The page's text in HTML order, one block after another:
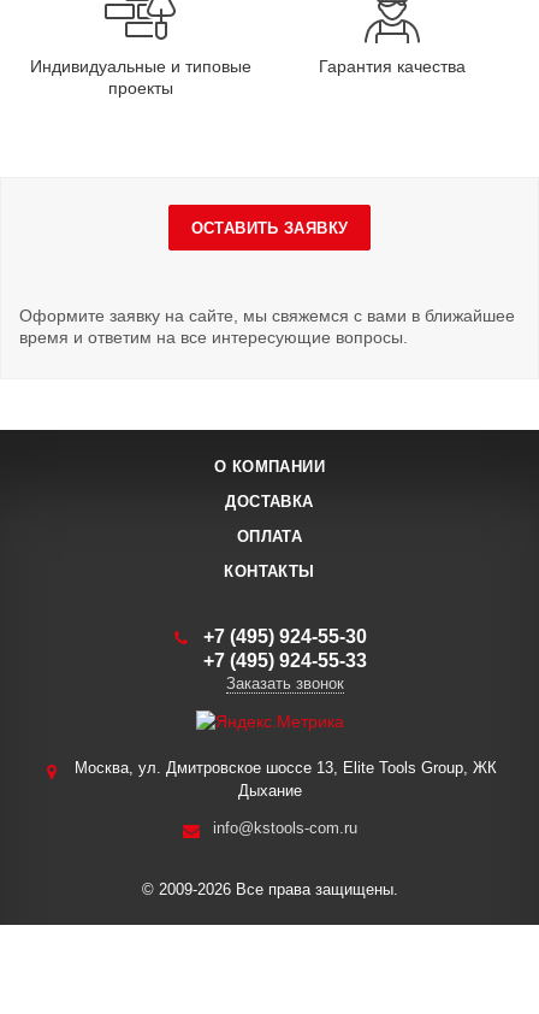
Индивидуальные и типовые
проекты
Гарантия качества
ОСТАВИТЬ ЗАЯВКУ
Оформите заявку на сайте, мы свяжемся с вами в ближайшее
время и ответим на все интересующие вопросы.
О КОМПАНИИ
ДОСТАВКА
ОПЛАТА
КОНТАКТЫ
+7 (495) 924-55-30
+7 (495) 924-55-33
Заказать звонок
Москва, ул. Дмитровское шоссе 13, Elite Tools Group, ЖК
Дыхание
info@kstools-com.ru
© 2009-2026 Все права защищены.